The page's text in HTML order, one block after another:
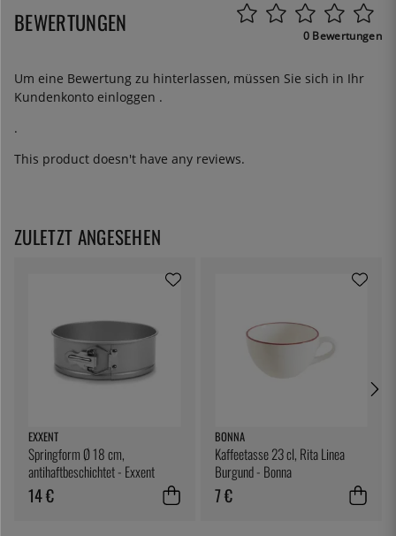
BEWERTUNGEN 0 Bewertungen
Um eine Bewertung zu hinterlassen, müssen Sie sich in Ihr
Kundenkonto einloggen .
.
This product doesn't have any reviews.
ZULETZT ANGESEHEN
EXXENT
Springform Ø 18 cm,
antihaftbeschichtet - Exxent
14 €
BONNA
Kaffeetasse 23 cl, Rita Linea
Burgund - Bonna
7 €